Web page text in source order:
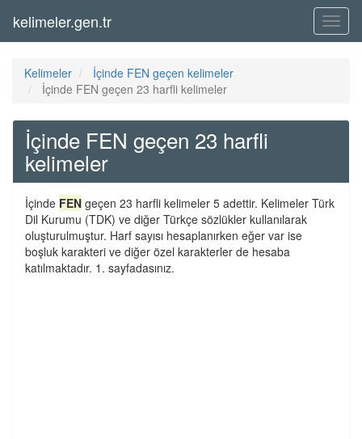
Menü
kelimeler.gen.tr
Kelimeler
İçinde FEN geçen kelimeler
İçinde FEN geçen 23 harfli kelimeler
İçinde FEN geçen 23 harfli
kelimeler
İçinde FEN geçen 23 harfli kelimeler 5 adettir. Kelimeler Türk
Dil Kurumu (TDK) ve diğer Türkçe sözlükler kullanılarak
oluşturulmuştur. Harf sayısı hesaplanırken eğer var ise
boşluk karakteri ve diğer özel karakterler de hesaba
katılmaktadır. 1. sayfadasınız.